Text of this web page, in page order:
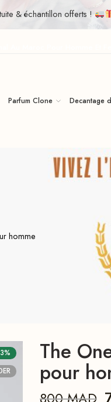
& échantillon offerts !
Parfum Clone Decantage
homme
The
pour